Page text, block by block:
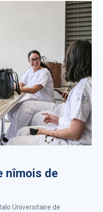
nîmois de
Universitaire de